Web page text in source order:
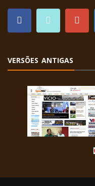
VERSÕES ANTIGAS